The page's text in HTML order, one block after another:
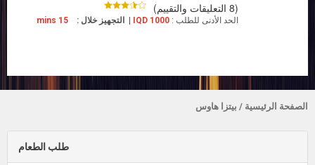
(8 التعليقات والتقييم)
الحد الأدنى للطلب : التجهيز خلال :
الصفحة الرئيسية / بيتزا هاوس
طلب الطعام